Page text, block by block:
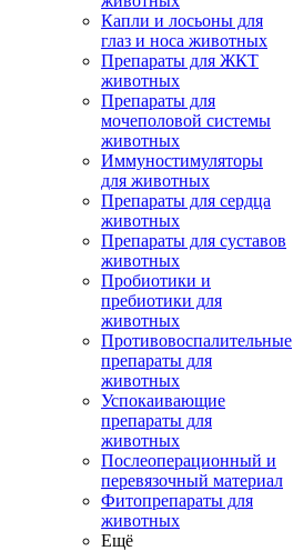
Капли и лосьоны для
глаз и носа животных
Препараты для ЖКТ
животных
Препараты для
мочеполовой системы
животных
Иммуностимуляторы
для животных
Препараты для сердца
животных
Препараты для суставов
животных
Пробиотики и
пребиотики для
животных
Противовоспалительные
препараты для
животных
Успокаивающие
препараты для
животных
Послеоперационный и
перевязочный материал
Фитопрепараты для
животных
Ещё